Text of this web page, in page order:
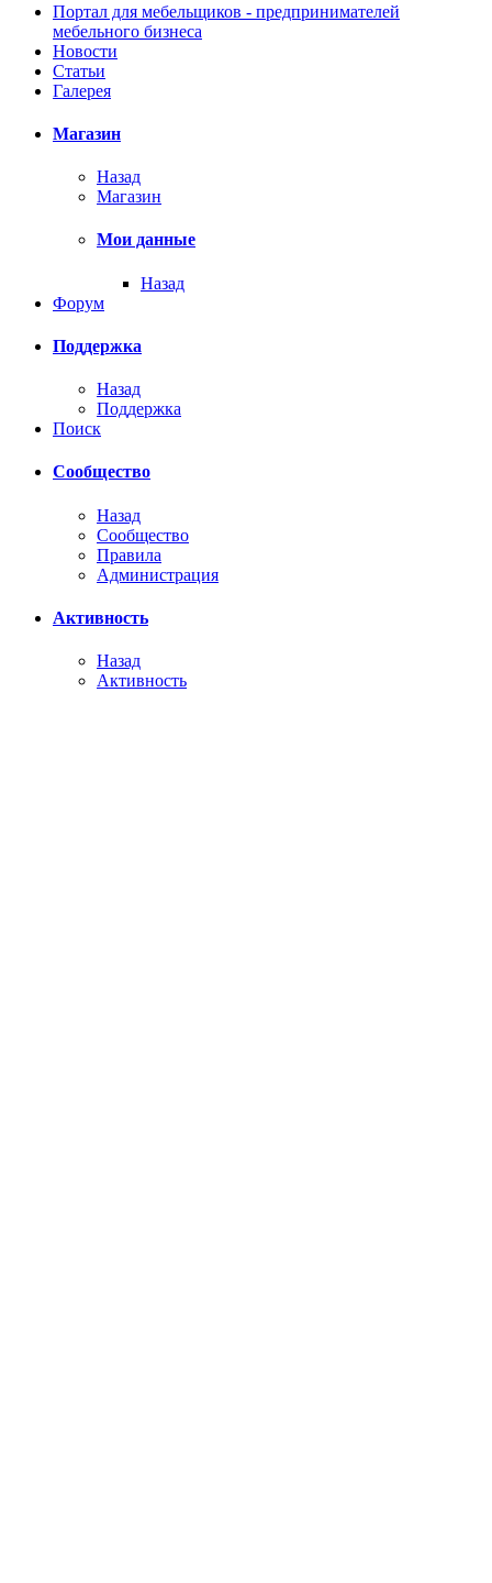
Портал для мебельщиков - предпринимателей
мебельного бизнеса
Новости
Статьи
Галерея
Магазин
Назад
Магазин
Мои данные
Назад
Форум
Поддержка
Назад
Поддержка
Поиск
Сообщество
Назад
Сообщество
Правила
Администрация
Активность
Назад
Активность